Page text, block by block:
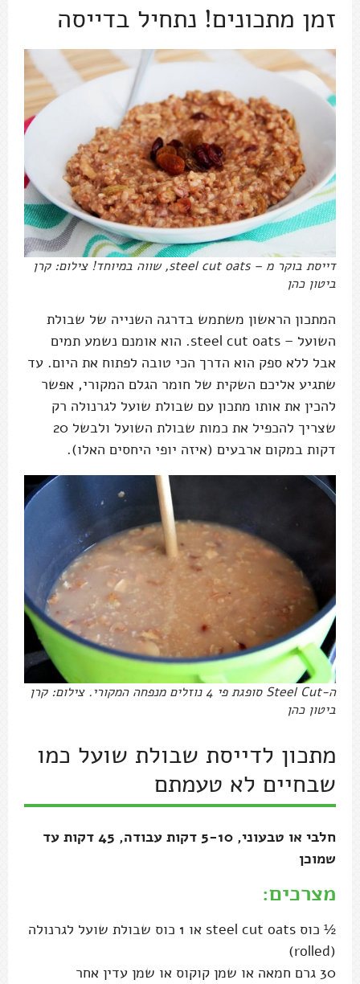
זמן מתכונים! נתחיל בדייסה
דייסת בוקר מ – steel cut oats, שווה במיוחד! צילום: קרן
ביטון כהן
המתכון הראשון משתמש בדרגה השנייה של שבולת
השועל – steel cut oats. הוא אומנם נשמע תמים
אבל ללא ספק הוא הדרך הכי טובה לפתוח את היום. עד
שתגיע אליכם השקית של חומר הגלם המקורי, אפשר
להכין את אותו מתכון עם שבולת שועל לגרנולה רק
שצריך להכפיל את כמות שבולת השועל ולבשל 20
דקות במקום ארבעים (איזה יופי היחסים האלו).
ה-Steel Cut סופגת פי 4 נוזלים מנפחה המקורי. צילום: קרן
ביטון כהן
מתכון לדייסת שבולת שועל כמו
שבחיים לא טעמתם
חלבי או טבעוני, 5-10 דקות עבודה, 45 דקות עד
שמוכן
מצרכים:
½ כוס steel cut oats או 1 כוס שבולת שועל לגרנולה
(rolled)
30 גרם חמאה או שמן קוקוס או שמן עדין אחר